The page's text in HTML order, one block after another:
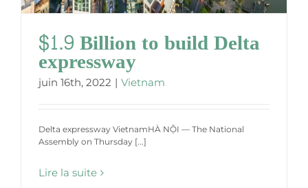
$1.9 Billion to build Delta
expressway
juin 16th, 2022 | Vietnam
Delta expressway VietnamHÀ NỘI — The National
Assembly on Thursday [...]
Lire la suite